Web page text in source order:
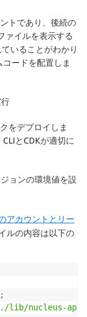
トであり、後続の
ァイルを表示する
いることがわかり
ードを配置しま
をデプロイしま
とCDKが適切に
ョンの環境値を設
アカウントとリー
ルの内容は以下の
;
lib/nucleus-